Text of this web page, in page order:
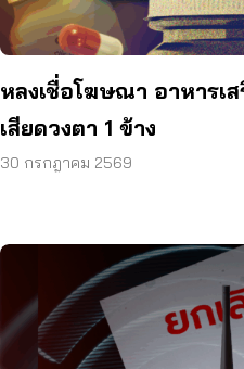
หลงเชื่อโฆษณา อาหาร
เสียดวงตา 1 ข้าง
30 กรกฎาคม 2569